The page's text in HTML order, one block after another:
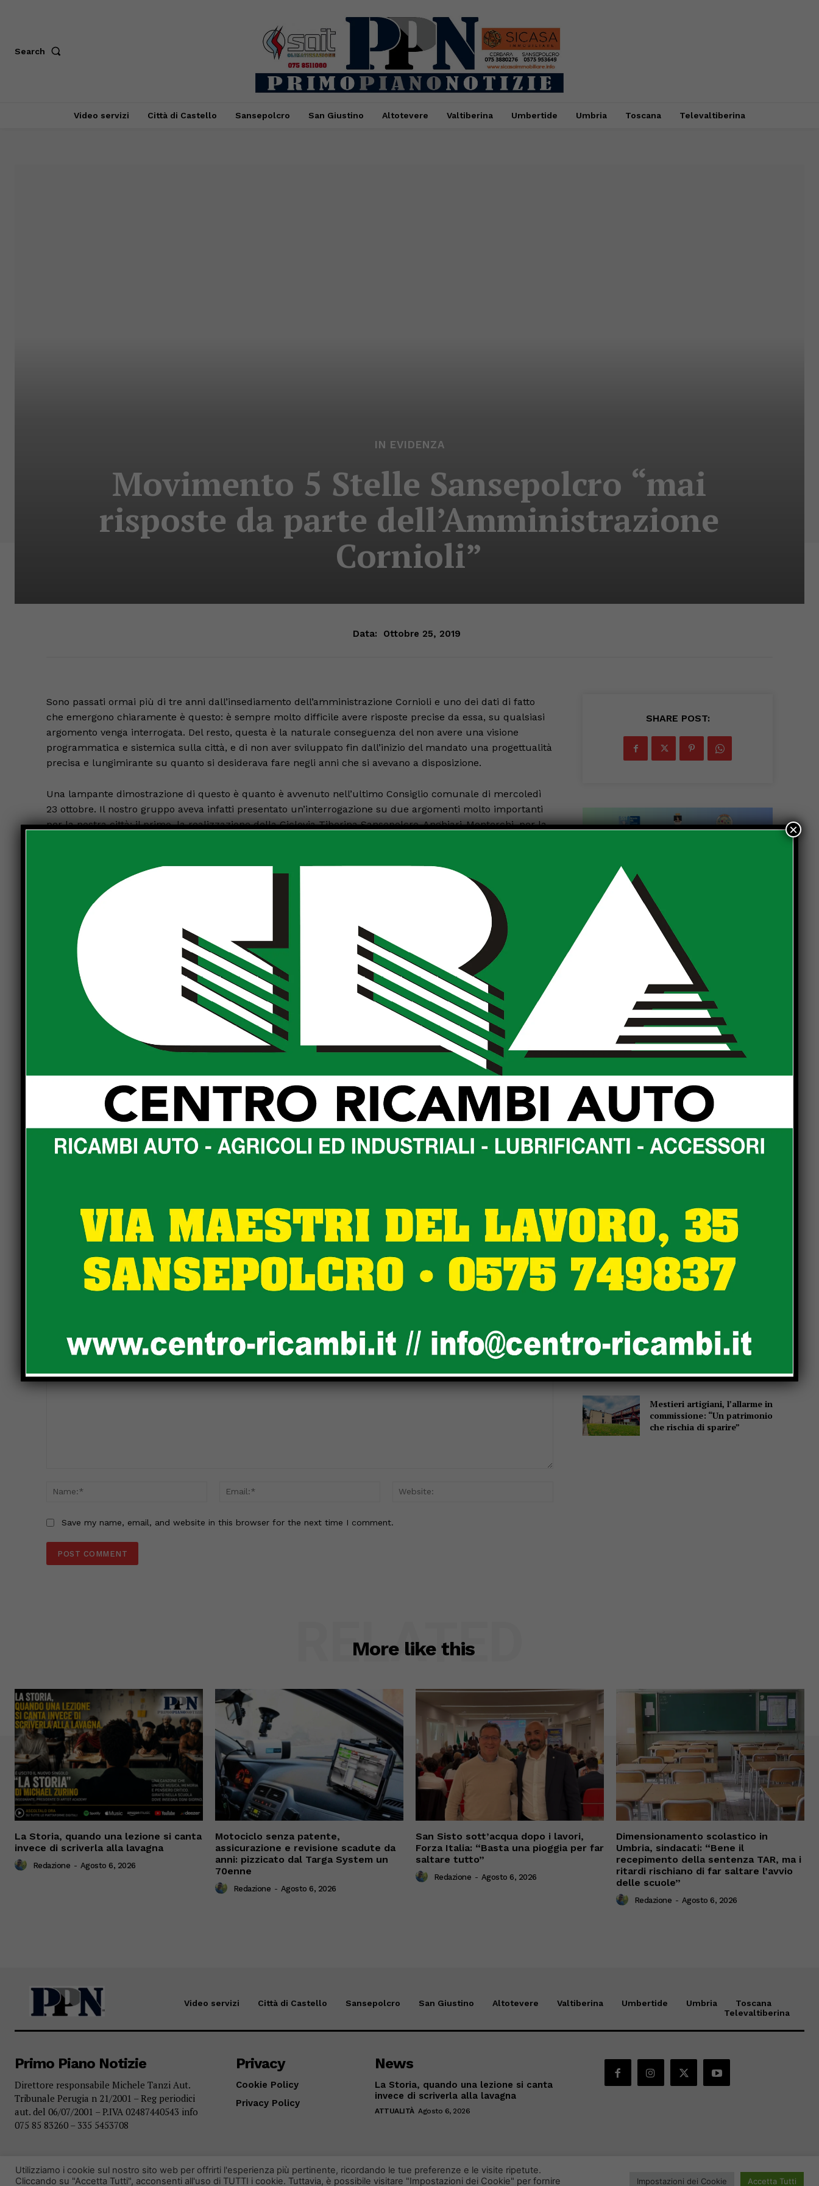
Search
Video servizi Città di Castello Sansepolcro San Giustino Altotevere Valtiberina Umbertide Umbria Toscana Televaltiberina
IN EVIDENZA
Movimento 5 Stelle Sansepolcro “mai
risposte da parte dell’Amministrazione
Cornioli”
Data: Ottobre 25, 2019
Sono passati ormai più di tre anni dall’insediamento dell’amministrazione Cornioli e uno dei dati di fatto
che emergono chiaramente è questo: è sempre molto difficile avere risposte precise da essa, su qualsiasi
argomento venga interrogata. Del resto, questa è la naturale conseguenza del non avere una visione
programmatica e sistemica sulla città, e di non aver sviluppato fin dall’inizio del mandato una progettualità
precisa e lungimirante su quanto si desiderava fare negli anni che si avevano a disposizione.
Una lampante dimostrazione di questo è quanto è avvenuto nell’ultimo Consiglio comunale di mercoledì
23 ottobre. Il nostro gruppo aveva infatti presentato un’interrogazione su due argomenti molto importanti
per la nostra città: il primo, la realizzazione della Ciclovia Tiberina Sansepolcro-Anghiari-Monterchi, per la
stata data una risposta abbastanza confusa dall’Amministrazione, ovvero il fatto che sta andando avanti ma
non si è in grado di stabilire esattamente le tempistiche.
Il secondo punto della nostra interrogazione riguardava invece il bando per i Contratti di fiume, sempre di
provenienza regionale e che prevedeva un contributo per gli enti che vi avrebbero partecipato, contributo
che doveva poi essere utilizzato per la riqualificazione le zone fluviali (nel nostro caso, quindi, l’area intorno
al Fiume Tevere, e sappiamo tutti quanto essa avrebbe bisogno di interventi di ampio respiro).
Hanno partecipato al bando sia il Comune di Sansepolcro che l’Unione dei Comuni, ottenendo entrambi un
punteggio bassissimo (addirittura zero il nostro Comune!). Alla nostra domanda sul perché fosse stato
ottenuto un punteggio così basso e come mai si fossero presentati due progetti distinti, ci è stata data
un’altra risposta insoddisfacente: ovvero il fatto che il Comune aveva partecipato al bando sapendo fin
dall’inizio di presentare un progetto debole, e quindi aveva concorso tanto per provarci.
Questo atteggiamento rivela un’evidente superficialità nell’affrontare il bando e uno studio dello stesso
molto approssimativo. È mancato totalmente il coinvolgimento di associazioni e soggetti pubblici e privati,
che avrebbero potuto dare un loro contributo per arrivare ad avere una visione integrata e sostenibile
dell’area fluviale in questione. Se da parte del Comune la partecipazione ai vari bandi è di questo tipo, si
capisce molto bene il motivo per cui di finanziamenti se ne ottengono pochi.
avrebbe bisogno di un atteggiamento ben diverso per riqualificarsi e uscire dallo stato di immobilismo in
cui si trova ormai da troppo tempo.
Previous article
Elezioni regionali a Città di Castello:
Next article
Montone – Il Borgo si veste d’autunno
LEAVE A REPLY
Name:*
Email:*
Save my name, email, and website in this browser for the next time I comment.
SHARE POST:
Popular
La Storia, quando una
assicurazione e revisione
scadute da anni: pizzicato
dal Targa System un 70enne
San Sisto sott’acqua dopo i
lavori, Forza Italia: “Basta
una pioggia per far saltare
in Umbria, sindacati: “Bene il
recepimento della sentenza
TAR, ma i ritardi rischiano di
scuole”
Mestieri artigiani, l’allarme in
commissione: “Un patrimonio
che rischia di sparire”
More like this
RELATED
La Storia, quando una lezione si canta
invece di scriverla alla lavagna
Redazione - Agosto 6, 2026
Motociclo senza patente,
assicurazione e revisione scadute da
anni: pizzicato dal Targa System un
70enne
Redazione - Agosto 6, 2026
San Sisto sott’acqua dopo i lavori,
Forza Italia: “Basta una pioggia per far
saltare tutto”
Redazione - Agosto 6, 2026
Dimensionamento scolastico in
Umbria, sindacati: “Bene il
recepimento della sentenza TAR, ma i
ritardi rischiano di far saltare l’avvio
delle scuole”
Redazione - Agosto 6, 2026
Video servizi Città di Castello Sansepolcro San Giustino Altotevere Valtiberina Umbertide Umbria
Toscana
Televaltiberina
Primo Piano Notizie
Direttore responsabile Michele Tanzi Aut.
Tribunale Perugia n 21/2001 – Reg periodici
aut. del 06/07/2001 – P.IVA 02487440543 info
075 85 83260 – 335 5453708
Privacy
Cookie Policy
Privacy Policy
News
La Storia, quando una lezione si canta
invece di scriverla alla lavagna
ATTUALITÀ Agosto 6, 2026
Utilizziamo i cookie sul nostro sito web per offrirti l'esperienza più pertinente, ricordando le tue preferenze e le visite ripetute.
Cliccando su "Accetta Tutti", acconsenti all'uso di TUTTI i cookie. Tuttavia, è possibile visitare "Impostazioni dei Cookie" per fornire
Impostazioni dei Cookie Accetta Tutti
×